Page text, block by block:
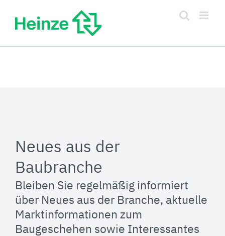
Inhalt
springen
Neues aus der
Baubranche
Bleiben Sie regelmäßig informiert
über Neues aus der Branche, aktuelle
Marktinformationen zum
Baugeschehen sowie Interessantes